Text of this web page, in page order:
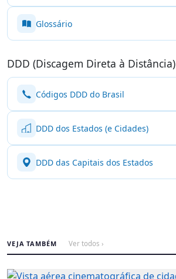
Glossário
DDD (Discagem Direta à Distância)
Códigos DDD do Brasil
DDD dos Estados (e Cidades)
DDD das Capitais dos Estados
VEJA TAMBÉM Ver todos ›